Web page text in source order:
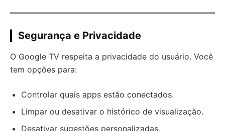
Segurança e Privacidade
O Google TV respeita a privacidade do usuário. Você
tem opções para:
Controlar quais apps estão conectados.
Limpar ou desativar o histórico de visualização.
Desativar sugestões personalizadas.